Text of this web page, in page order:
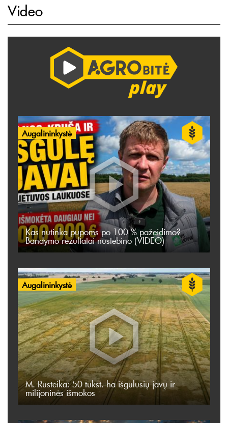
Video
Augalininkystė
Kas nutinka pupoms po 100 % pažeidimo?
Bandymo rezultatai nustebino (VIDEO)
Augalininkystė
M. Rusteika: 50 tūkst. ha išgulusių javų ir
milijoninės išmokos